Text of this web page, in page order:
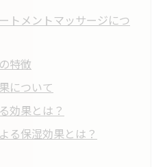
トメントマッサージにつ
特徴
について
効果とは？
る保湿効果とは？